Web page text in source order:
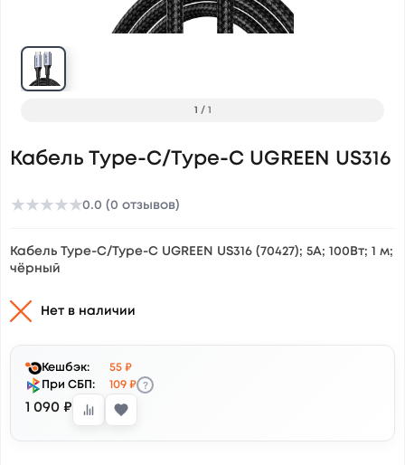
1 / 1
Кабель Type-C/Type-C UGREEN US316
★★★★★0.0 (0 отзывов)
Кабель Type-C/Type-C UGREEN US316 (70427); 5А; 100Вт; 1 м;
чёрный
Нет в наличии
Кешбэк:
55 ₽
При СБП:
109 ₽ ?
1 090 ₽